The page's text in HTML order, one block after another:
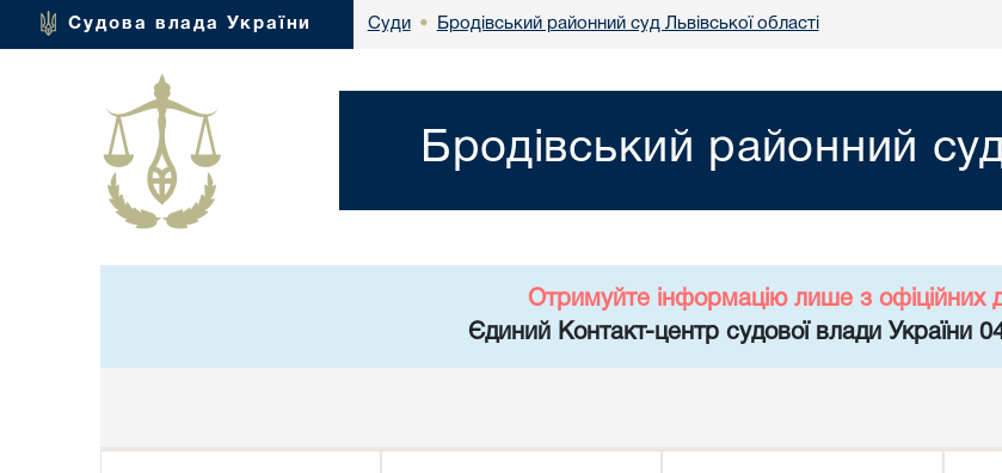
Судова влада України Суди • Бродівський районний суд Львівської області
Бродівський районний суд
Отримуйте інформацію лише з офіційних
Єдиний Контакт-центр судової влади України